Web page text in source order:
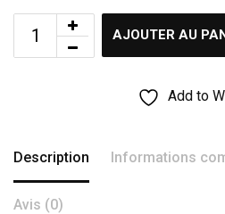
AJOUTER AU
Add to
Description Informations
Avis (0)